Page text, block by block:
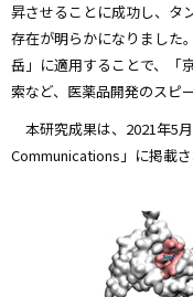
昇させることに成功し、タ
存在が明らかになりました
岳」に適用することで、「
索など、医薬品開発のスピ
本研究成果は、2021年5
Communications」に掲載さ